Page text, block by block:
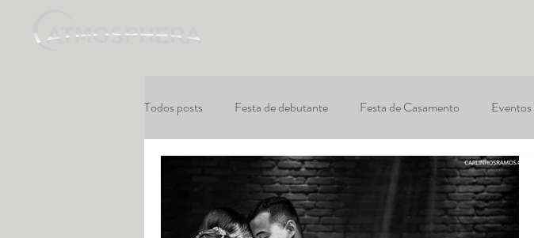
Todos posts Festa de debutante Festa de Casamento
Dicas Festa de Debutante Album de